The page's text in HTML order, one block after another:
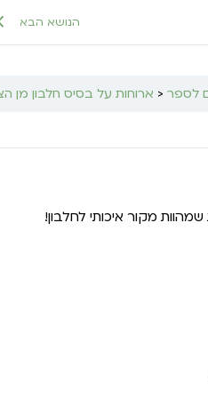
הנושא הבא
לספר ארוחות על בסיס חלבון מן הצומח
מקור איכותי לחלבון!